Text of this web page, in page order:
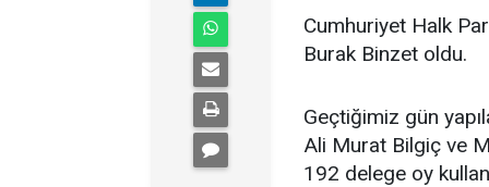
Cumhuriyet Halk
Burak Binzet oldu.
Geçtiğimiz gün
Ali Murat Bilgiç ve
192 delege oy